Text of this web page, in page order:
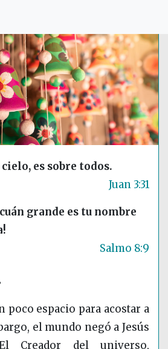
es sobre todos.
Juan 3:31
grande es tu nombre
Salmo 8:9
poco espacio para acostar a
el mundo negó a Jesús
Creador del universo,